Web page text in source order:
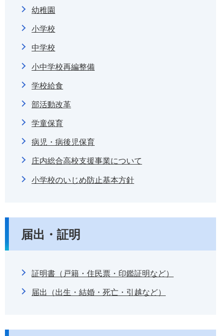
幼稚園
小学校
中学校
小中学校再編整備
学校給食
部活動改革
学童保育
病児・病後児保育
庄内総合高校支援事業について
小学校のいじめ防止基本方針
届出・証明
証明書（戸籍・住民票・印鑑証明など）
届出（出生・結婚・死亡・引越など）